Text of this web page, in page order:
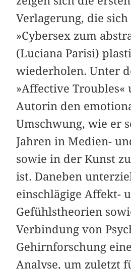
Verlagerung, die sich
»Cybersex zum
(Luciana Parisi)
wiederholen. Unter
»Affective Troubles«
Autorin den
Umschwung, wie er
Jahren in Medien-
sowie in der Kunst
ist. Daneben
einschlägige Affekt-
Gefühlstheorien
Verbindung von
Gehirnforschung
Analyse, um zuletzt